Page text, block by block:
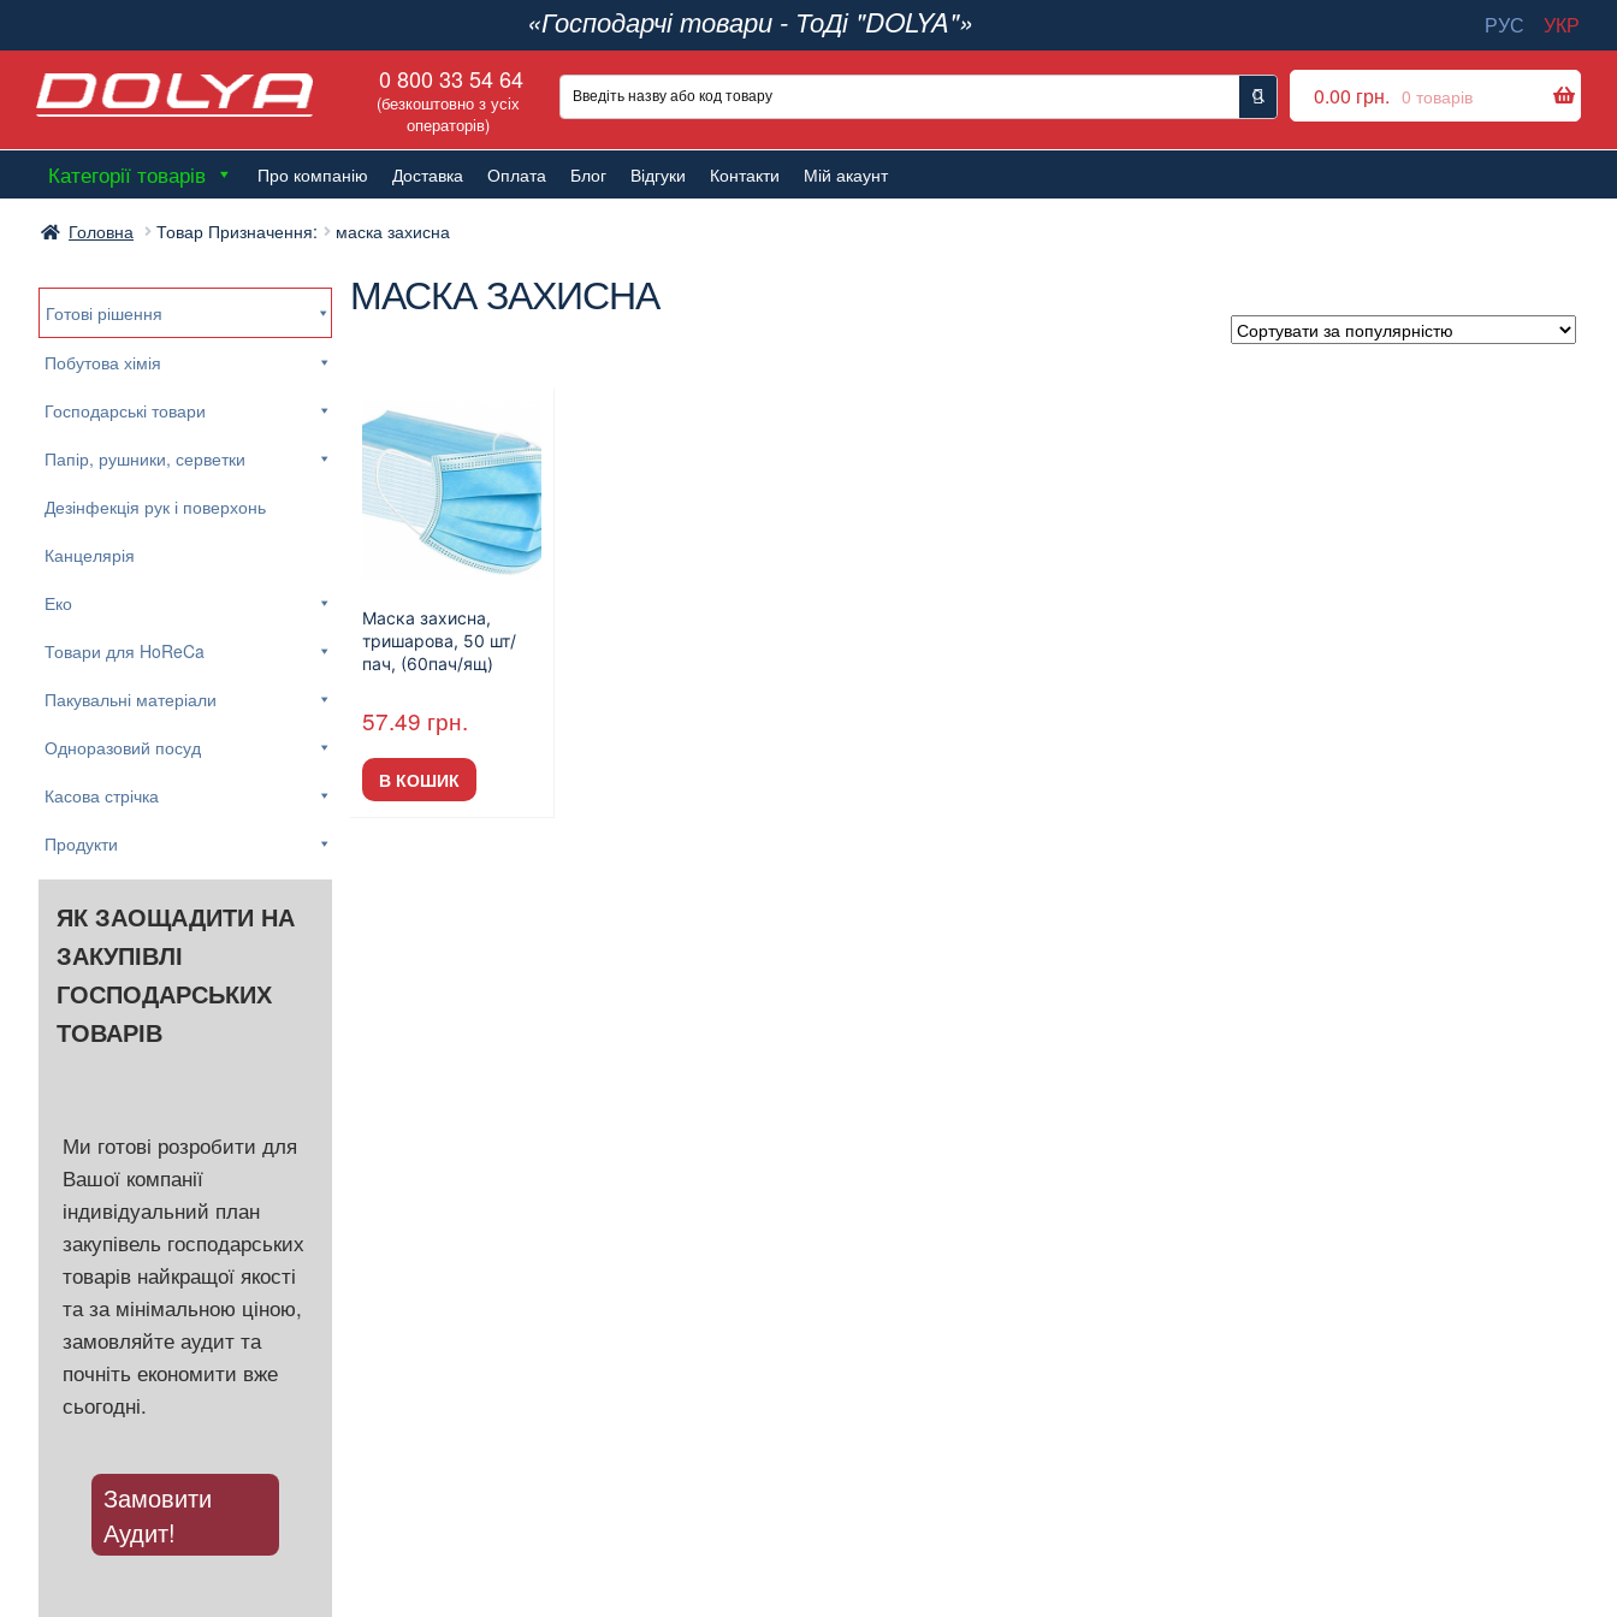
«Господарчі товари - ТоДі "DOLYA"» РУС
УКР
до
навігації
до
вмісту
0 800 33 54 64
(безкоштовно з усіх
операторів)
0.00 грн. 0 товарів
Категорії товарів Про компанію Доставка Оплата Блог Відгуки Контакти Мій акаунт
Головна Товар Призначення: маска захисна
МАСКА ЗАХИСНА
Маска захисна,
тришарова, 50 шт/
пач, (60пач/ящ)
57.49 грн.
В КОШИК
Готові рішення
Побутова хімія
Господарські товари
Папір, рушники, серветки
Дезінфекція рук і поверхонь
Канцелярія
Еко
Товари для HoReCa
Пакувальні матеріали
Одноразовий посуд
Касова стрічка
Продукти
ЯК ЗАОЩАДИТИ НА
ЗАКУПІВЛІ
ГОСПОДАРСЬКИХ
ТОВАРІВ
Ми готові розробити для
Вашої компанії
індивідуальний план
закупівель господарських
товарів найкращої якості
та за мінімальною ціною,
замовляйте аудит та
почніть економити вже
сьогодні.
Замовити
Аудит!